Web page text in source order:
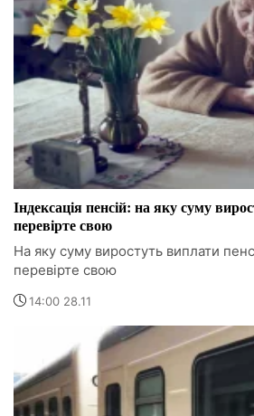
Індексація пенсій: на яку суму
перевірте свою
На яку суму виростуть виплати
перевірте свою
14:00 28.11